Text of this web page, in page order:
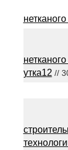
утка12 //